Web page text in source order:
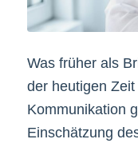
Was früher als
der heutigen
Kommunikation
Einschätzung